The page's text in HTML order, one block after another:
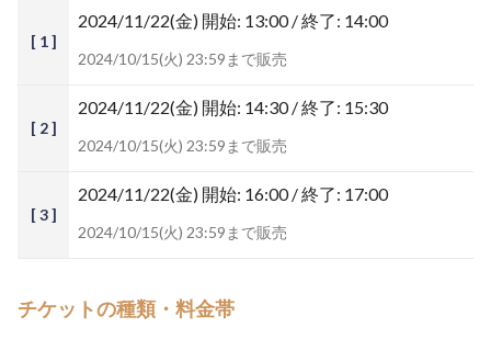
[ 1 ]
2024/11/22(金) 開始: 13:00 / 終了: 14:00
2024/10/15(火) 23:59まで販売
[ 2 ]
2024/11/22(金) 開始: 14:30 / 終了: 15:30
2024/10/15(火) 23:59まで販売
[ 3 ]
2024/11/22(金) 開始: 16:00 / 終了: 17:00
2024/10/15(火) 23:59まで販売
チケットの種類・料金帯